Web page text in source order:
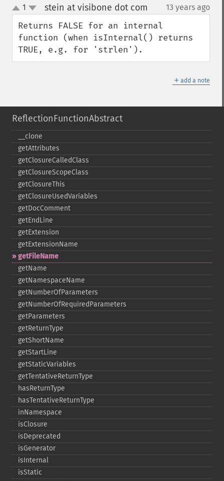
up
down
1 stein at visibone dot com 13 years ago
Returns FALSE for an internal
function (when isInternal() returns
TRUE, e.g. for 'strlen').
＋ add a note
ReflectionFunctionAbstract
_​_​clone
getAttributes
getClosureCalledClass
getClosureScopeClass
getClosureThis
getClosureUsedVariables
getDocComment
getEndLine
getExtension
getExtensionName
getFileName
getName
getNamespaceName
getNumberOfParameters
getNumberOfRequiredParameters
getParameters
getReturnType
getShortName
getStartLine
getStaticVariables
getTentativeReturnType
hasReturnType
hasTentativeReturnType
inNamespace
isClosure
isDeprecated
isGenerator
isInternal
isStatic